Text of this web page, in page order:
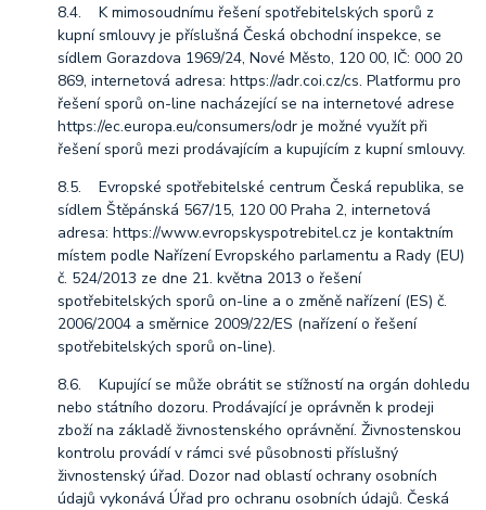
8.4. K mimosoudnímu řešení spotřebitelských sporů z
kupní smlouvy je příslušná Česká obchodní inspekce, se
sídlem Gorazdova 1969/24, Nové Město, 120 00, IČ: 000 20
869, internetová adresa: https://adr.coi.cz/cs. Platformu pro
řešení sporů on-line nacházející se na internetové adrese
https://ec.europa.eu/consumers/odr je možné využít při
řešení sporů mezi prodávajícím a kupujícím z kupní smlouvy.
8.5. Evropské spotřebitelské centrum Česká republika, se
sídlem Štěpánská 567/15, 120 00 Praha 2, internetová
adresa: https://www.evropskyspotrebitel.cz je kontaktním
místem podle Nařízení Evropského parlamentu a Rady (EU)
č. 524/2013 ze dne 21. května 2013 o řešení
spotřebitelských sporů on-line a o změně nařízení (ES) č.
2006/2004 a směrnice 2009/22/ES (nařízení o řešení
spotřebitelských sporů on-line).
8.6. Kupující se může obrátit se stížností na orgán dohledu
nebo státního dozoru. Prodávající je oprávněn k prodeji
zboží na základě živnostenského oprávnění. Živnostenskou
kontrolu provádí v rámci své působnosti příslušný
živnostenský úřad. Dozor nad oblastí ochrany osobních
údajů vykonává Úřad pro ochranu osobních údajů. Česká